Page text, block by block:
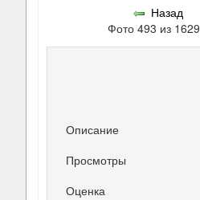
Назад
Фото 493 из 1629
Описание
Просмотры
Оценка